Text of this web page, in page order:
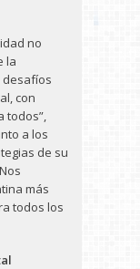
no
la
desafíos
con
todos”,
a los
de su
más
todos los